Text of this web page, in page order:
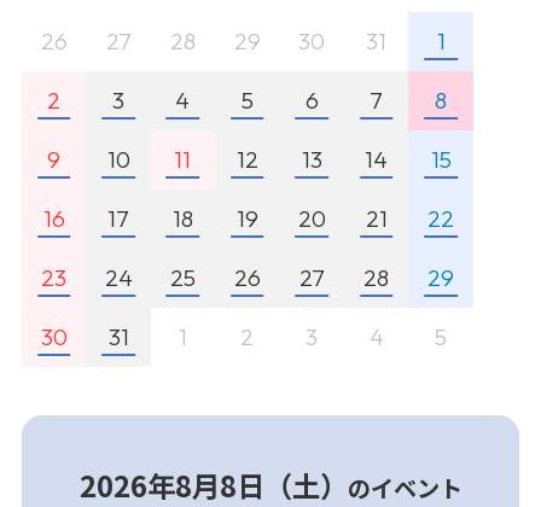
26 27 28 29 30 31 1
2 3 4 5 6 7 8
9 10 11 12 13 14 15
16 17 18 19 20 21 22
23 24 25 26 27 28 29
30 31 1 2 3 4 5
2026年8月8日（土） のイベント